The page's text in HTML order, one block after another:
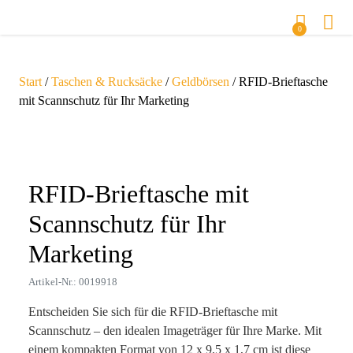
0
Start /Taschen & Rucksäcke /Geldbörsen / RFID-Brieftasche
mit Scannschutz für Ihr Marketing
RFID-Brieftasche mit
Scannschutz für Ihr
Marketing
Artikel-Nr.: 0019918
Entscheiden Sie sich für die RFID-Brieftasche mit
Scannschutz – den idealen Imageträger für Ihre Marke. Mit
einem kompakten Format von 12 x 9,5 x 1,7 cm ist diese